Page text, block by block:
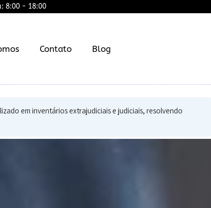
8:00 - 18:00
Contato Blog
em inventários extrajudiciais e judiciais, resolvendo